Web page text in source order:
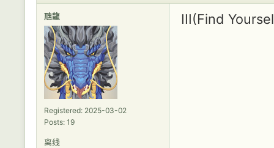
虺龍
Registered: 2025-03-02
Posts: 19
III(Find
离线